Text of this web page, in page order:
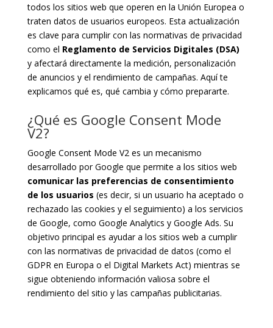
todos los sitios web que operen en la Unión Europea o
traten datos de usuarios europeos. Esta actualización
es clave para cumplir con las normativas de privacidad
como el Reglamento de Servicios Digitales (DSA)
y afectará directamente la medición, personalización
de anuncios y el rendimiento de campañas. Aquí te
explicamos qué es, qué cambia y cómo prepararte.
¿Qué es Google Consent Mode
V2?
Google Consent Mode V2 es un mecanismo
desarrollado por Google que permite a los sitios web
comunicar las preferencias de consentimiento
de los usuarios (es decir, si un usuario ha aceptado o
rechazado las cookies y el seguimiento) a los servicios
de Google, como Google Analytics y Google Ads. Su
objetivo principal es ayudar a los sitios web a cumplir
con las normativas de privacidad de datos (como el
GDPR en Europa o el Digital Markets Act) mientras se
sigue obteniendo información valiosa sobre el
rendimiento del sitio y las campañas publicitarias.